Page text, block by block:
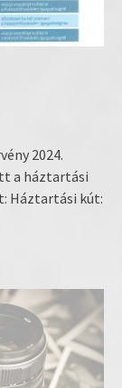
2024.
a háztartási
Háztartási kút: